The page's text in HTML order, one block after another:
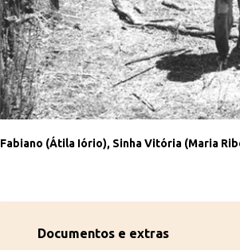
Fabiano (Átila Iório), Sinha Vitória (Maria
Documentos e extras